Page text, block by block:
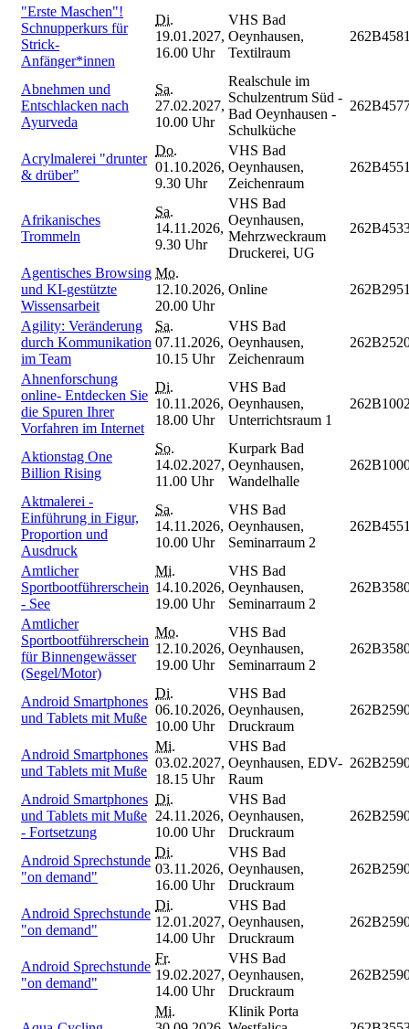
"Erste Maschen"!
Schnupperkurs für
Strick-
Anfänger*innen
Di.
19.01.2027,
16.00 Uhr
VHS Bad
Oeynhausen,
Textilraum
Abnehmen und
Entschlacken nach
Ayurveda
Sa.
27.02.2027,
10.00 Uhr
Realschule im
Schulzentrum Süd -
Bad Oeynhausen -
Schulküche
Acrylmalerei "drunter
& drüber"
Do.
01.10.2026,
9.30 Uhr
VHS Bad
Oeynhausen,
Zeichenraum
Afrikanisches
Trommeln
Sa.
14.11.2026,
9.30 Uhr
VHS Bad
Oeynhausen,
Mehrzweckraum
Druckerei, UG
Agentisches Browsing
und KI-gestützte
Wissensarbeit
Mo.
12.10.2026,
20.00 Uhr
Online
Agility: Veränderung
durch Kommunikation
im Team
Sa.
07.11.2026,
10.15 Uhr
VHS Bad
Oeynhausen,
Zeichenraum
Ahnenforschung
online- Entdecken Sie
die Spuren Ihrer
Vorfahren im Internet
Di.
10.11.2026,
18.00 Uhr
VHS Bad
Oeynhausen,
Unterrichtsraum 1
Aktionstag One
Billion Rising
So.
14.02.2027,
11.00 Uhr
Kurpark Bad
Oeynhausen,
Wandelhalle
Aktmalerei -
Einführung in Figur,
Proportion und
Ausdruck
Sa.
14.11.2026,
10.00 Uhr
VHS Bad
Oeynhausen,
Seminarraum 2
Amtlicher
Sportbootführerschein
- See
Mi.
14.10.2026,
19.00 Uhr
VHS Bad
Oeynhausen,
Seminarraum 2
Amtlicher
Sportbootführerschein
für Binnengewässer
(Segel/Motor)
Mo.
12.10.2026,
19.00 Uhr
VHS Bad
Oeynhausen,
Seminarraum 2
Android Smartphones
und Tablets mit Muße
Di.
06.10.2026,
10.00 Uhr
VHS Bad
Oeynhausen,
Druckraum
Android Smartphones
und Tablets mit Muße
Mi.
03.02.2027,
18.15 Uhr
VHS Bad
Oeynhausen, EDV-
Raum
Android Smartphones
und Tablets mit Muße
- Fortsetzung
Di.
24.11.2026,
10.00 Uhr
VHS Bad
Oeynhausen,
Druckraum
Android Sprechstunde
"on demand"
Di.
03.11.2026,
16.00 Uhr
VHS Bad
Oeynhausen,
Druckraum
Android Sprechstunde
"on demand"
Di.
12.01.2027,
14.00 Uhr
VHS Bad
Oeynhausen,
Druckraum
Android Sprechstunde
"on demand"
Fr.
19.02.2027,
14.00 Uhr
VHS Bad
Oeynhausen,
Druckraum
Mi.
Klinik Porta